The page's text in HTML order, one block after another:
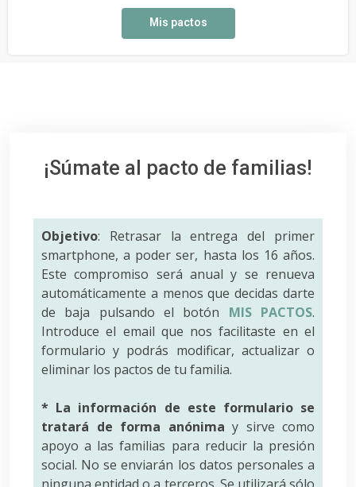
Mis pactos
¡Súmate al pacto de familias!
Objetivo: Retrasar la entrega del primer
smartphone, a poder ser, hasta los 16 años.
Este compromiso será anual y se renueva
automáticamente a menos que decidas darte
de baja pulsando el botón MIS PACTOS.
Introduce el email que nos facilitaste en el
formulario y podrás modificar, actualizar o
eliminar los pactos de tu familia.
* La información de este formulario se
tratará de forma anónima y sirve como
apoyo a las familias para reducir la presión
social. No se enviarán los datos personales a